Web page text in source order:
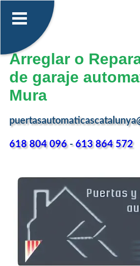
Arreglar o
de garaje
Mura
618 804 096-613 864 572